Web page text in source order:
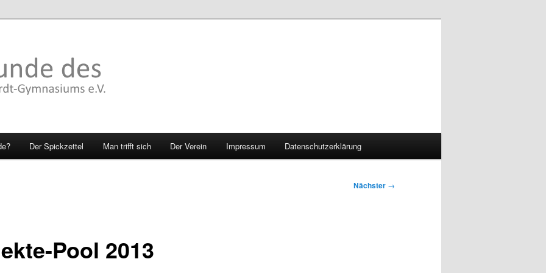
Der Spickzettel Man trifft sich Der Verein Impressum Datenschutzerklärung
Nächster →
Pool 2013